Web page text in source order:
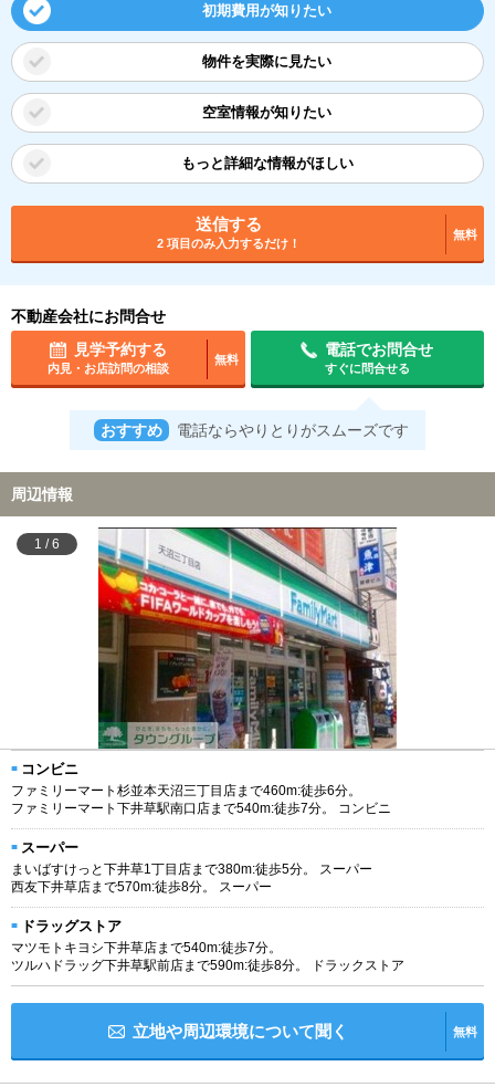
初期費用が知りたい
物件を実際に見たい
空室情報が知りたい
もっと詳細な情報がほしい
送信する
2 項目のみ入力するだけ！
無料
不動産会社にお問合せ
見学予約する
内見・お店訪問の相談
無料
電話でお問合せ
すぐに問合せる
おすすめ 電話ならやりとりがスムーズです
周辺情報
1 /6
コンビニ
ファミリーマート杉並本天沼三丁目店まで460m:徒歩6分。
ファミリーマート下井草駅南口店まで540m:徒歩7分。 コンビニ
スーパー
まいばすけっと下井草1丁目店まで380m:徒歩5分。 スーパー
西友下井草店まで570m:徒歩8分。 スーパー
ドラッグストア
マツモトキヨシ下井草店まで540m:徒歩7分。
ツルハドラッグ下井草駅前店まで590m:徒歩8分。 ドラックストア
立地や周辺環境について聞く 無料